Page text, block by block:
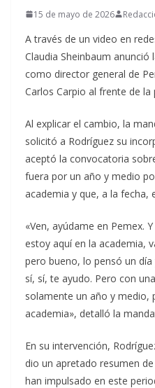
15 de mayo de 2026
A través de un video en
Claudia Sheinbaum anunció
como director general de
Carlos Carpio al frente de la
Al explicar el cambio, la
solicitó a Rodríguez su
aceptó la convocatoria
fuera por un año y medio
academia y que, a la fecha,
«Ven, ayúdame en Pemex.
estoy aquí en la academia,
pero bueno, lo pensó un
sí, sí, te ayudo. Pero con
solamente un año y medio,
academia», detalló la
En su intervención,
dio un apretado resumen
han impulsado en este